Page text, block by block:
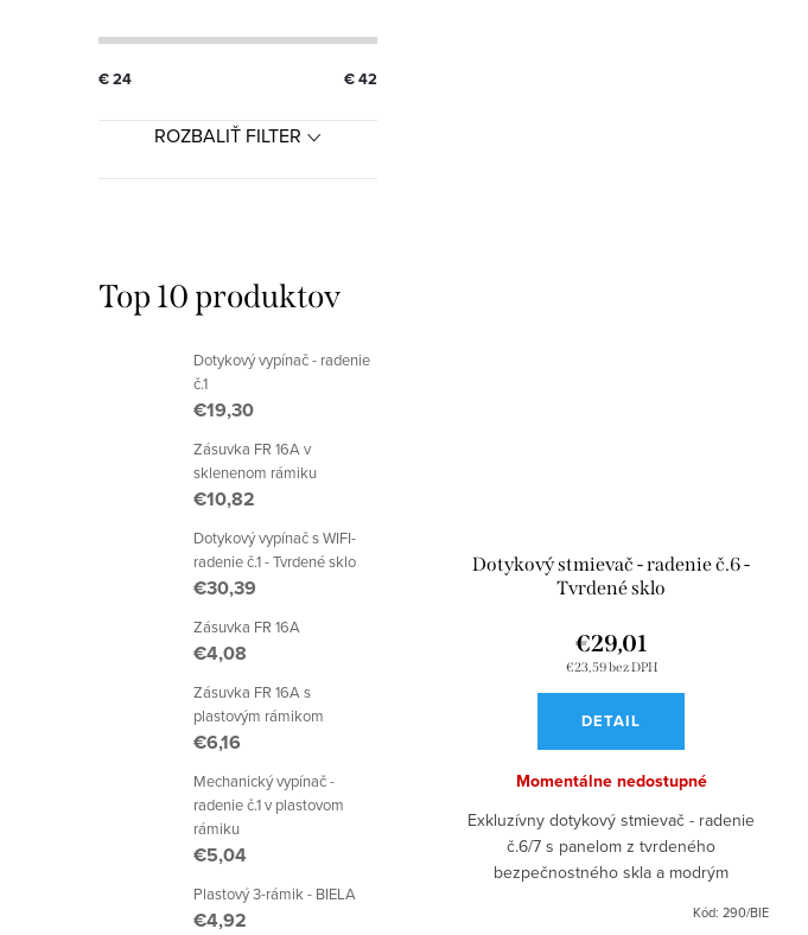
€24 €42
ROZBALIŤ FILTER
Top 10 produktov
Dotykový vypínač - radenie
č.1
€19,30
Zásuvka FR 16A v
sklenenom rámiku
€10,82
Dotykový vypínač s WIFI-
radenie č.1 - Tvrdené sklo
€30,39
Zásuvka FR 16A
€4,08
Zásuvka FR 16A s
plastovým rámikom
€6,16
Mechanický vypínač -
radenie č.1 v plastovom
rámiku
€5,04
Plastový 3-rámik - BIELA
€4,92
Dotykový stmievač - radenie č.6 -
Tvrdené sklo
€23,59 bez DPH
€29,01
DETAIL
Momentálne nedostupné
Exkluzívny dotykový stmievač - radenie
č.6/7 s panelom z tvrdeného
bezpečnostného skla a modrým
Kód:290/BIE